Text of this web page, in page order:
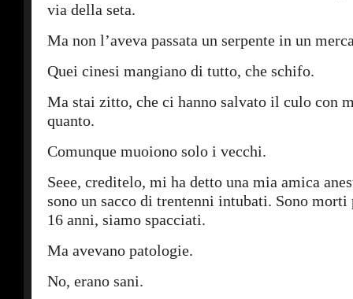
via della seta.
Ma non l’aveva passata un serpente in un
Quei cinesi mangiano di tutto, che schifo.
Ma stai zitto, che ci hanno salvato il culo con
quanto.
Comunque muoiono solo i vecchi.
Seee, creditelo, mi ha detto una mia amica
sono un sacco di trentenni intubati. Sono morti
16 anni, siamo spacciati.
Ma avevano patologie.
No, erano sani.